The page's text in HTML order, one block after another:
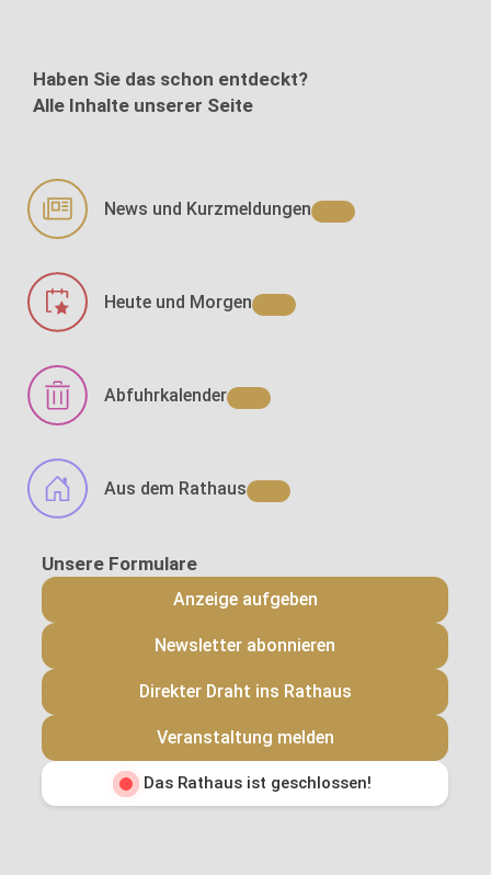
Haben Sie das schon entdeckt?
Alle Inhalte unserer Seite
News und Kurzmeldungen
Heute und Morgen
Abfuhrkalender
Aus dem Rathaus
Anzeige aufgeben
Newsletter abonnieren
Direkter Draht ins Rathaus
Veranstaltung melden
Das Rathaus ist geschlossen!